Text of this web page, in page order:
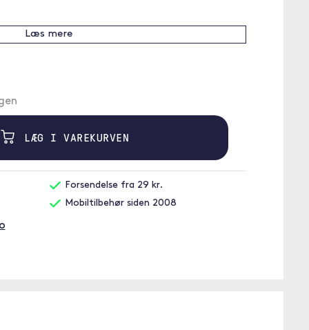
Læs mere
LÆG I VAREKURVEN
Forsendelse fra 29 kr.
Mobiltilbehør siden 2008